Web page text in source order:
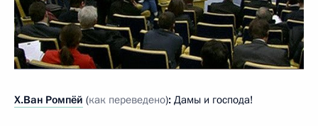
Х.Ван Ромпёй (как переведено): Дамы и господа!